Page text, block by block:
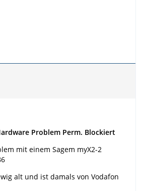
Problem Perm. Blockiert
mit einem Sagem myX2-2
alt und ist damals von Vodafon